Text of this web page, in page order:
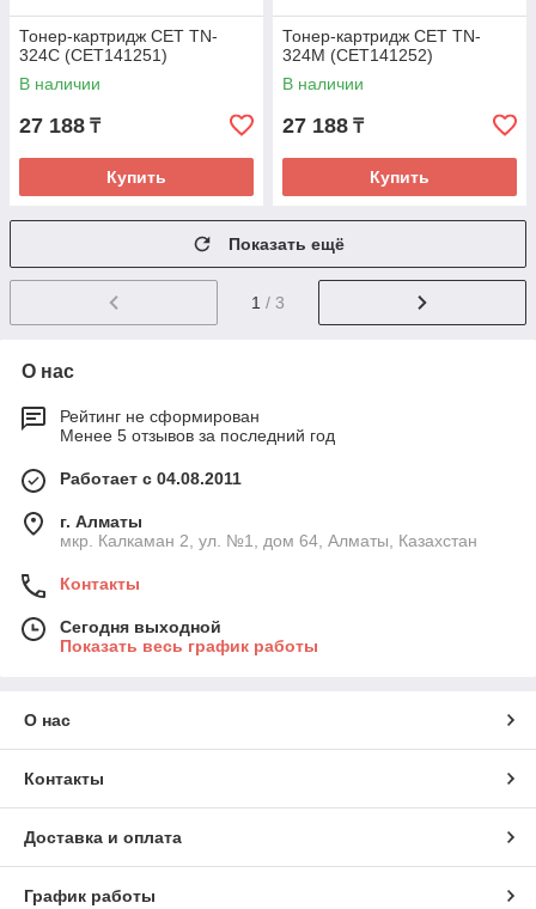
Тонер-картридж CET TN-
324C (CET141251)
В наличии
27 188 ₸
Купить
Тонер-картридж CET TN-
324M (CET141252)
В наличии
27 188 ₸
Купить
Показать ещё
1 / 3
О нас
Рейтинг не сформирован
Менее 5 отзывов за последний год
Работает с 04.08.2011
г. Алматы
мкр. Калкаман 2, ул. №1, дом 64, Алматы, Казахстан
Контакты
Сегодня выходной
Показать весь график работы
О нас
Контакты
Доставка и оплата
График работы